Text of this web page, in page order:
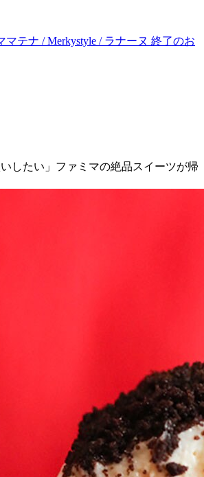
マテナ / Merkystyle / ラナーヌ 終了のお
いしたい」ファミマの絶品スイーツが帰